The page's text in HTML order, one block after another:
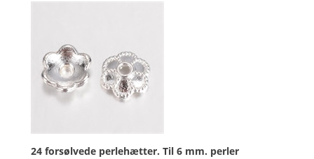
24 forsølvede perlehætter. Til 6 mm. perler